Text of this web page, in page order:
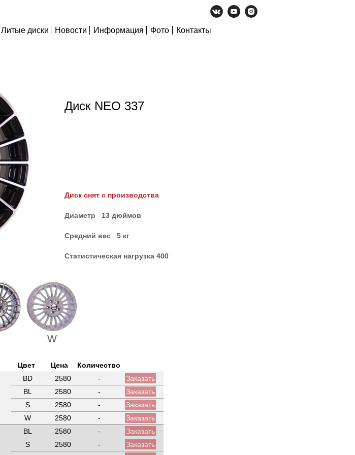
Литые диски Новости Информация Фото Контакты
Диск NEO 337
Диск снят с производства
Диаметр 13 дюймов
Средний вес 5 кг
Статистическая нагрузка 400
W
Цвет Цена Количество
BD 2580 -
Заказать
BL
2580 -
Заказать
S
2580 -
Заказать
W
2580 - Заказать
BL 2580 -
Заказать
S
2580 -
Заказать